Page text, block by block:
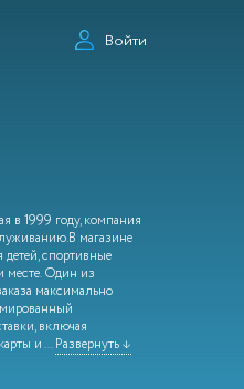
Войти
в 1999 году, компания
магазине
детей, спортивные
месте. Один из
максимально
включая
и...Развернуть ↓